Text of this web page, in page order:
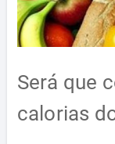
Será que
calorias